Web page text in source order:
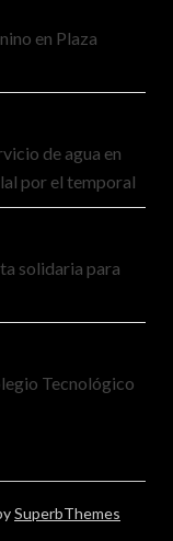
en Plaza
de agua en
por el temporal
solidaria para
Tecnológico
SuperbThemes